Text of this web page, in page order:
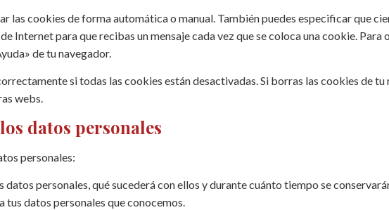
las cookies de forma automática o manual. También puedes especificar que
Internet para que recibas un mensaje cada vez que se coloca una cookie.
de tu navegador.
si todas las cookies están desactivadas. Si borras las cookies de
webs.
datos personales
personales:
datos personales, qué sucederá con ellos y durante cuánto tiempo se
tus datos personales que conocemos.